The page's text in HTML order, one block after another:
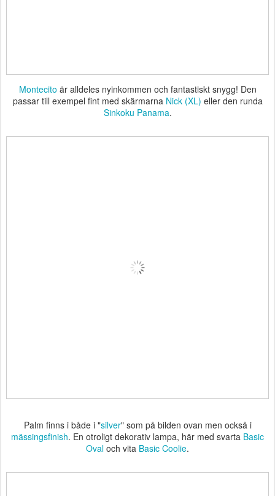
Montecito är alldeles nyinkommen och fantastiskt snygg! Den
passar till exempel fint med skärmarna Nick (XL) eller den runda
Sinkoku Panama.
Palm finns i både i "silver" som på bilden ovan men också i
mässingsfinish. En otroligt dekorativ lampa, här med svarta Basic
Oval och vita Basic Coolie.